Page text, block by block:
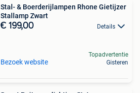
Stal- & Boerderijlampen Rhone Gietijzer
Stallamp Zwart
€ 199,00 Details
Bezoek website
Topadvertentie
Gisteren